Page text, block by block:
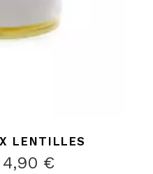
LENTILLES
4,90 €